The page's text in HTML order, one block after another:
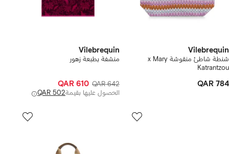
Vilebrequin
شنطة شاطئ منقوشة x Mary
Katrantzou
QAR 784
Vilebrequin
منشفة بطبعة زهور
QAR 642
QAR 610
الحصول عليها بقيمةQAR 502